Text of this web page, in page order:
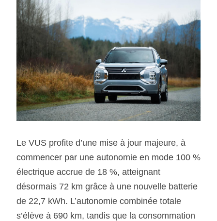
Le VUS profite d’une mise à jour majeure, à
commencer par une autonomie en mode 100 %
électrique accrue de 18 %, atteignant
désormais 72 km grâce à une nouvelle batterie
de 22,7 kWh. L’autonomie combinée totale
s’élève à 690 km, tandis que la consommation